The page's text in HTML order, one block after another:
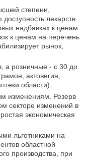
степени,
лекарств.
надбавках к ценам
к ценам на перечень
рынок,
а розничные - с 30 до
актовегин,
области).
изменениям. Резерв
секторе изменений в
экономическая
льготниками на
областной
производства, при